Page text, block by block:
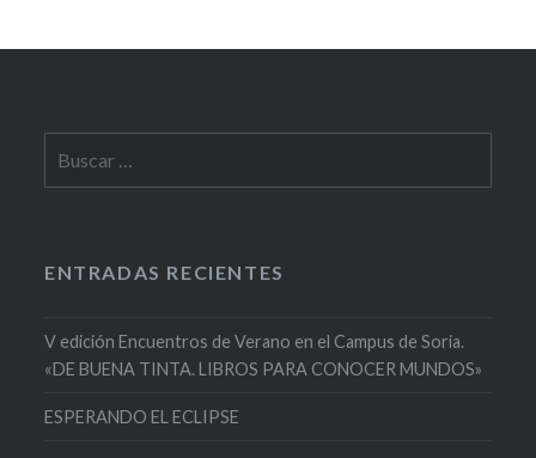
ENTRADAS RECIENTES
V edición Encuentros de Verano en el Campus de Soria.
«DE BUENA TINTA. LIBROS PARA CONOCER MUNDOS»
ESPERANDO EL ECLIPSE